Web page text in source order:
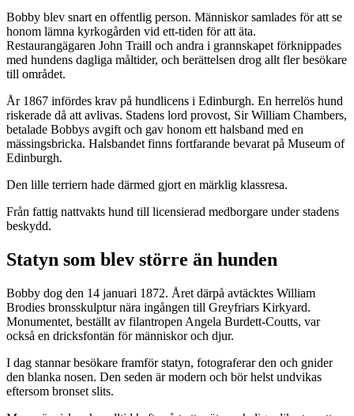
Bobby blev snart en offentlig person. Människor samlades för att se
honom lämna kyrkogården vid ett-tiden för att äta.
Restaurangägaren John Traill och andra i grannskapet förknippades
med hundens dagliga måltider, och berättelsen drog allt fler besökare
till området.
År 1867 infördes krav på hundlicens i Edinburgh. En herrelös hund
riskerade då att avlivas. Stadens lord provost, Sir William Chambers,
betalade Bobbys avgift och gav honom ett halsband med en
mässingsbricka. Halsbandet finns fortfarande bevarat på Museum of
Edinburgh.
Den lille terriern hade därmed gjort en märklig klassresa.
Från fattig nattvakts hund till licensierad medborgare under stadens
beskydd.
Statyn som blev större än hunden
Bobby dog den 14 januari 1872. Året därpå avtäcktes William
Brodies bronsskulptur nära ingången till Greyfriars Kirkyard.
Monumentet, beställt av filantropen Angela Burdett-Coutts, var
också en dricksfontän för människor och djur.
I dag stannar besökare framför statyn, fotograferar den och gnider
den blanka nosen. Den seden är modern och bör helst undvikas
eftersom bronset slits.